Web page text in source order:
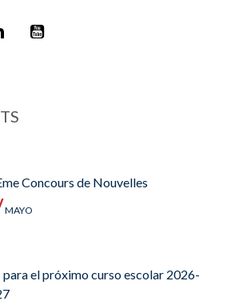
Concours de Nouvelles
MAYO
para el próximo curso escolar 2026-